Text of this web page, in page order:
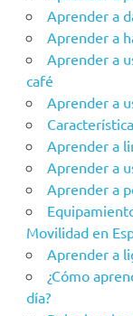
Aprender a
Aprender a
Aprender a
café
Aprender a
Aprender a
Aprender a
Aprender a
Movilidad en
Aprender a
¿Cómo
día?